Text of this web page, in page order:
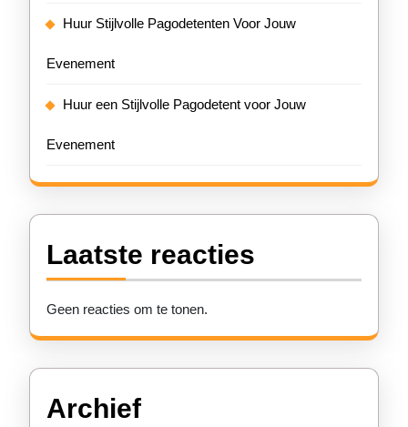
Huur Stijlvolle Pagodetenten Voor Jouw
Evenement
Huur een Stijlvolle Pagodetent voor Jouw
Evenement
Laatste reacties
Geen reacties om te tonen.
Archief